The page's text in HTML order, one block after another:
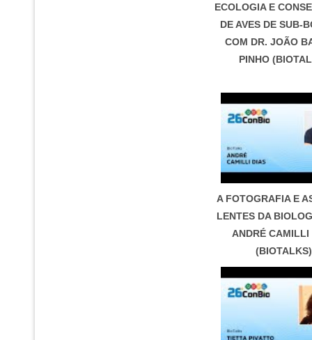
ECOLOGIA E
DE AVES DE SUB-
COM DR. JOÃO
PINHO
A FOTOGRAFIA E
LENTES DA
ANDRÉ CAMILLI
(BIOTALKS)